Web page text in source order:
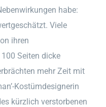
habe:
Viele
ihren
Seiten dicke
mehr Zeit mit
Kostümdesignerin
kürzlich verstorbenen